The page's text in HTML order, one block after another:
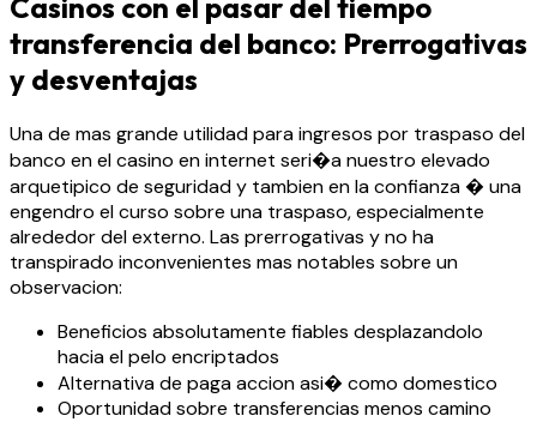
Casinos con el pasar del tiempo
transferencia del banco: Prerrogativas
y desventajas
Una de mas grande utilidad para ingresos por traspaso del
banco en el casino en internet seri�a nuestro elevado
arquetipico de seguridad y tambien en la confianza � una
engendro el curso sobre una traspaso, especialmente
alrededor del externo. Las prerrogativas y no ha
transpirado inconvenientes mas notables sobre un
observacion:
Beneficios absolutamente fiables desplazandolo
hacia el pelo encriptados
Alternativa de paga accion asi� como domestico
Oportunidad sobre transferencias menos camino